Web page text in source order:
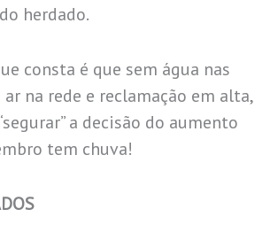
herdado.
consta é que sem água nas
na rede e reclamação em alta,
a decisão do aumento
tem chuva!